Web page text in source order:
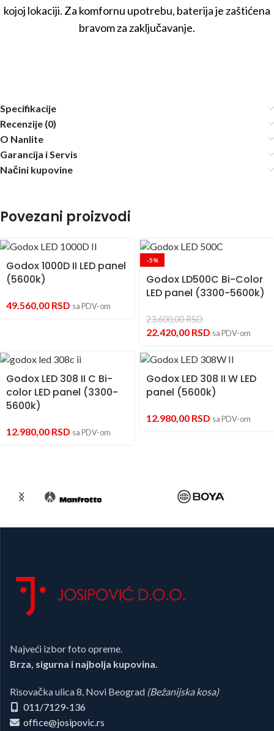
kojoj lokaciji. Za komfornu upotrebu, baterija je zaštićena
bravom za zaključavanje.
Specifikacije
Recenzije (0)
O Nanlite
Garancija i Servis
Načini kupovine
Povezani proizvodi
Godox 1000D II LED panel
(5600k)
49.560,00 RSD sa PDV-om
-5%
Godox LD500C Bi-Color
LED panel (3300-5600k)
23.600,00RSD
22.420,00 RSD sa PDV-om
Godox LED 308 II C Bi-
color LED panel (3300-
5600k)
12.980,00 RSD sa PDV-om
Godox LED 308 II W LED
panel (5600k)
12.980,00 RSD sa PDV-om
Najveći izbor foto opreme.
Brza, sigurna i najbolja kupovina.
Risovačka ulica 8, Novi Beograd (Bežanijska kosa)
011/7129-136
office@josipovic.rs